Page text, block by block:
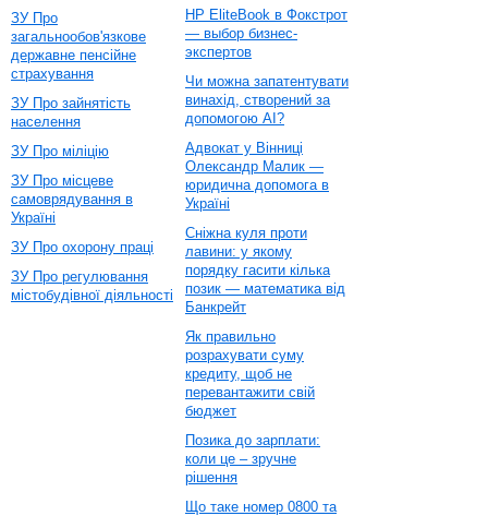
ЗУ Про
загальнообов'язкове
державне пенсійне
страхування
ЗУ Про зайнятість
населення
ЗУ Про міліцію
ЗУ Про місцеве
самоврядування в
Україні
ЗУ Про охорону праці
ЗУ Про регулювання
містобудівної діяльності
HP EliteBook в Фокстрот
— выбор бизнес-
экспертов
Чи можна запатентувати
винахід, створений за
допомогою AI?
Адвокат у Вінниці
Олександр Малик —
юридична допомога в
Україні
Сніжна куля проти
лавини: у якому
порядку гасити кілька
позик — математика від
Банкрейт
Як правильно
розрахувати суму
кредиту, щоб не
перевантажити свій
бюджет
Позика до зарплати:
коли це – зручне
рішення
Що таке номер 0800 та